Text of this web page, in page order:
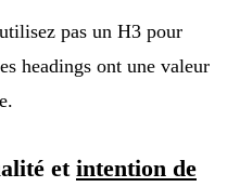
pas un H3 pour
headings ont une valeur
et intention de